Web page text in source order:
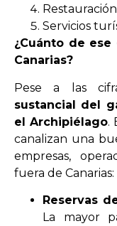
Servicios
¿Cuánto de
Canarias?
Pese a las
sustancial del
el Archipiélago.
canalizan una
empresas,
fuera de Canarias:
Reservas
La mayor